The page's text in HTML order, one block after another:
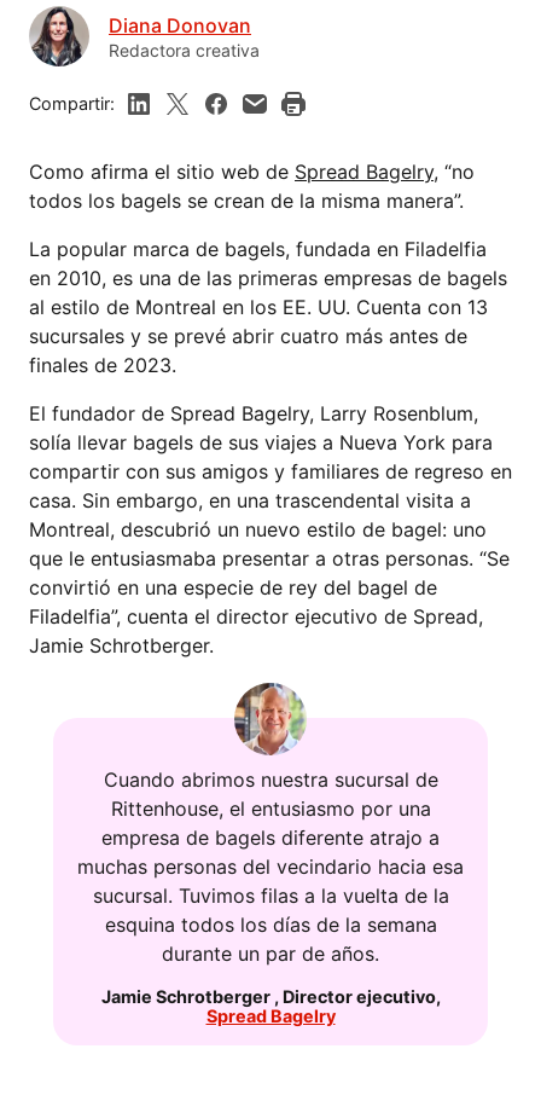
Como afirma el sitio web de Spread Bagelry, “no
todos los bagels se crean de la misma manera”.
La popular marca de bagels, fundada en Filadelfia
en 2010, es una de las primeras empresas de bagels
al estilo de Montreal en los EE. UU. Cuenta con 13
sucursales y se prevé abrir cuatro más antes de
finales de 2023.
El fundador de Spread Bagelry, Larry Rosenblum,
solía llevar bagels de sus viajes a Nueva York para
compartir con sus amigos y familiares de regreso en
casa. Sin embargo, en una trascendental visita a
Montreal, descubrió un nuevo estilo de bagel: uno
que le entusiasmaba presentar a otras personas. “Se
convirtió en una especie de rey del bagel de
Filadelfia”, cuenta el director ejecutivo de Spread,
Jamie Schrotberger.
Cuando abrimos nuestra sucursal de
Rittenhouse, el entusiasmo por una
empresa de bagels diferente atrajo a
muchas personas del vecindario hacia esa
sucursal. Tuvimos filas a la vuelta de la
esquina todos los días de la semana
durante un par de años.
Jamie Schrotberger , Director ejecutivo,
Spread Bagelry
Diana Donovan
Redactora creativa
Compartir: